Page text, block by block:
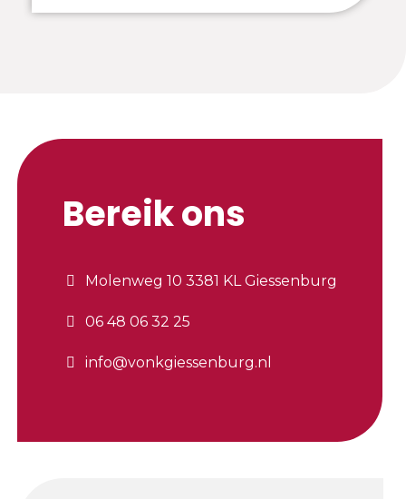
Bereik ons
Molenweg 10 3381 KL Giessenburg
06 48 06 32 25
info@vonkgiessenburg.nl